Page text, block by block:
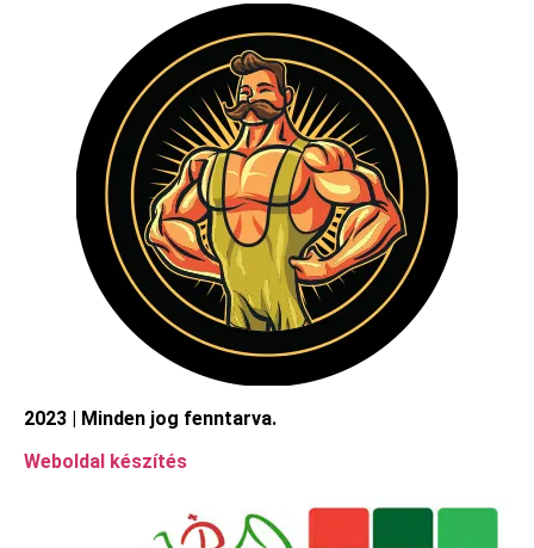
2023 | Minden jog fenntarva.
Weboldal készítés